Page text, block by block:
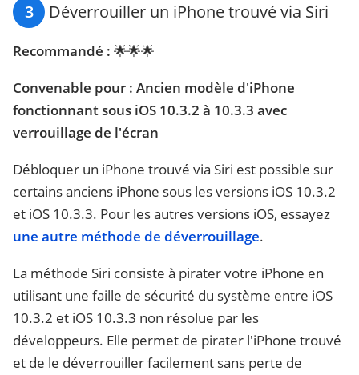
3 Déverrouiller un iPhone trouvé via Siri
Recommandé : 🌟🌟🌟
Convenable pour : Ancien modèle d'iPhone
fonctionnant sous iOS 10.3.2 à 10.3.3 avec
verrouillage de l'écran
Débloquer un iPhone trouvé via Siri est possible sur
certains anciens iPhone sous les versions iOS 10.3.2
et iOS 10.3.3. Pour les autres versions iOS, essayez
une autre méthode de déverrouillage.
La méthode Siri consiste à pirater votre iPhone en
utilisant une faille de sécurité du système entre iOS
10.3.2 et iOS 10.3.3 non résolue par les
développeurs. Elle permet de pirater l'iPhone trouvé
et de le déverrouiller facilement sans perte de